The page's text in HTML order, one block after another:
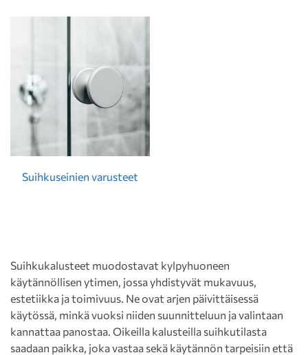
Suihkuseinien varusteet
Suihkukalusteet muodostavat kylpyhuoneen
käytännöllisen ytimen, jossa yhdistyvät mukavuus,
estetiikka ja toimivuus. Ne ovat arjen päivittäisessä
käytössä, minkä vuoksi niiden suunnitteluun ja valintaan
kannattaa panostaa. Oikeilla kalusteilla suihkutilasta
saadaan paikka, joka vastaa sekä käytännön tarpeisiin että